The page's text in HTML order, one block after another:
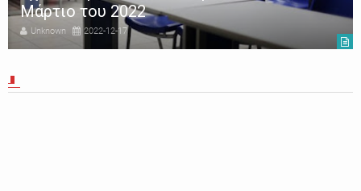
Μάρτιο του 2022
Unknown 2022-12-17